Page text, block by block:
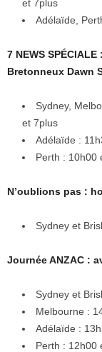
et 7plus
Adélaïde,
7 NEWS
Bretonneux Dawn
Sydney,
et 7plus
Adélaïde :
Perth : 10h00
N’oublions pas :
Sydney et
Journée ANZAC :
Sydney et
Melbourne :
Adélaïde :
Perth : 12h00